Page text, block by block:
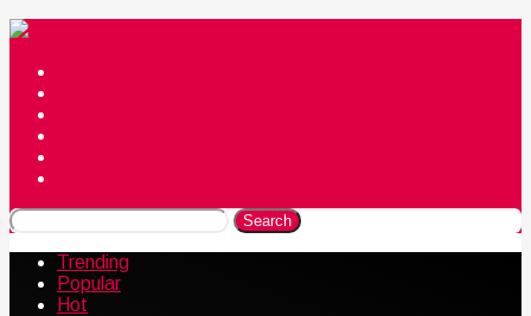
Search
Trending
Popular
Hot